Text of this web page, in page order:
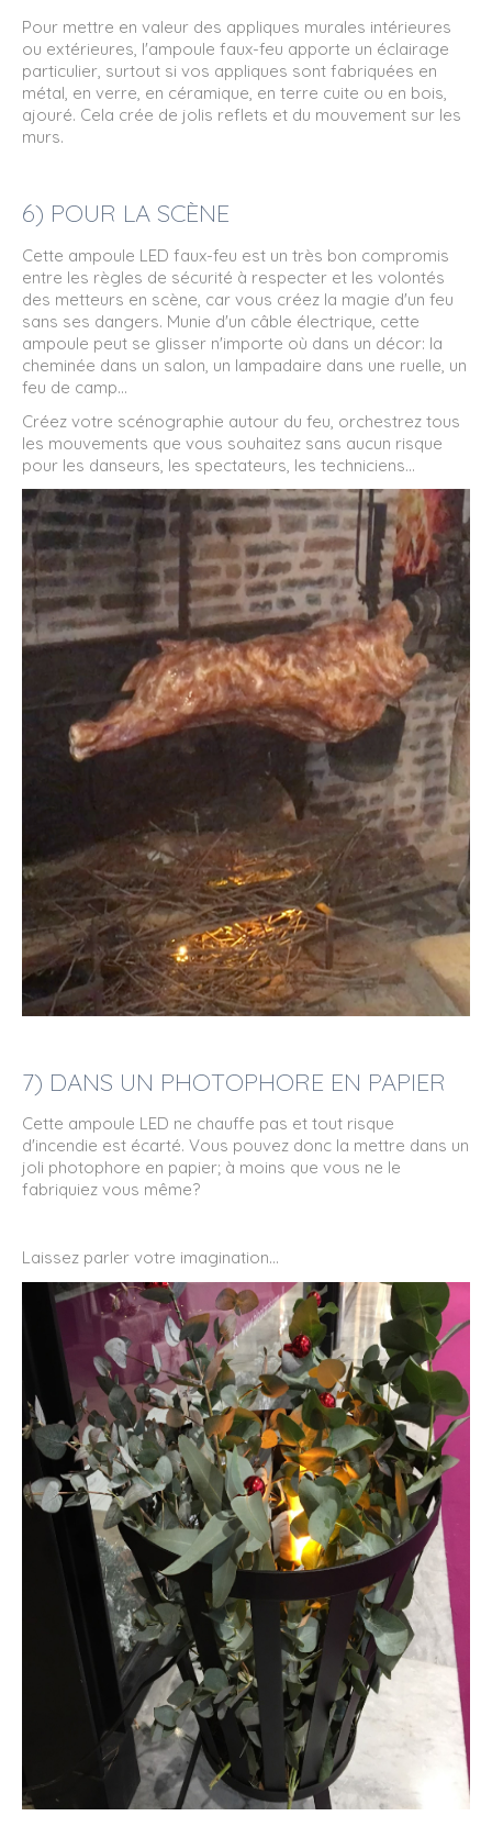
Pour mettre en valeur des appliques murales intérieures
ou extérieures, l'ampoule faux-feu apporte un éclairage
particulier, surtout si vos appliques sont fabriquées en
métal, en verre, en céramique, en terre cuite ou en bois,
ajouré. Cela crée de jolis reflets et du mouvement sur les
murs.
6) POUR LA SCÈNE
Cette ampoule LED faux-feu est un très bon compromis
entre les règles de sécurité à respecter et les volontés
des metteurs en scène, car vous créez la magie d'un feu
sans ses dangers. Munie d'un câble électrique, cette
ampoule peut se glisser n'importe où dans un décor: la
cheminée dans un salon, un lampadaire dans une ruelle, un
feu de camp...
Créez votre scénographie autour du feu, orchestrez tous
les mouvements que vous souhaitez sans aucun risque
pour les danseurs, les spectateurs, les techniciens...
7) DANS UN PHOTOPHORE EN PAPIER
Cette ampoule LED ne chauffe pas et tout risque
d'incendie est écarté. Vous pouvez donc la mettre dans un
joli photophore en papier; à moins que vous ne le
fabriquiez vous même?
Laissez parler votre imagination...